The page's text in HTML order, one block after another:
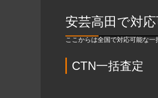
安芸高田で対
ここからは全国で対応可能な一
CTN一括査定